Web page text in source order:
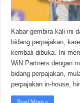
Kabar gembira kali ini
bidang perpajakan,
kembali dibuka. Ini
WiN Partners dengan
bidang perpajakan,
perpajakan in-house,